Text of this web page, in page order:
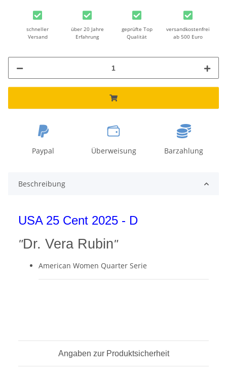
schneller
Versand
über 20 Jahre
Erfahrung
geprüfte Top
Qualität
versandkostenfrei
ab 500 Euro
Paypal Überweisung Barzahlung
Beschreibung
USA 25 Cent 2025 - D
"Dr. Vera Rubin"
American Women Quarter Serie
Angaben zur Produktsicherheit